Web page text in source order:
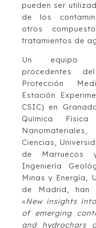
pueden ser
de los
otros
tratamientos de
Un equipo
procedentes
Protección
Estación
CSIC) en
Química
Ciencias,
de Marruecos
Ingeniería
Minas y Energía,
de Madrid, han
«New insights
of emerging
and hydrochars